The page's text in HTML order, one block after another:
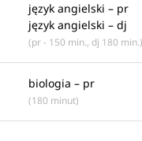
język angielski – pr
język angielski – dj
(pr - 150 min., dj 180 min.)
biologia – pr
(180 minut)